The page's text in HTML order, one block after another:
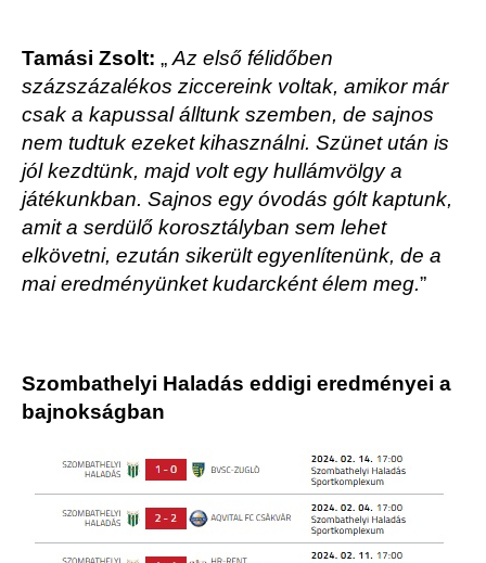
Tamási Zsolt: „Az első félidőben
százszázalékos ziccereink voltak, amikor már
csak a kapussal álltunk szemben, de sajnos
nem tudtuk ezeket kihasználni. Szünet után is
jól kezdtünk, majd volt egy hullámvölgy a
játékunkban. Sajnos egy óvodás gólt kaptunk,
amit a serdülő korosztályban sem lehet
elkövetni, ezután sikerült egyenlítenünk, de a
mai eredményünket kudarcként élem meg.”
Szombathelyi Haladás eddigi eredményei a
bajnokságban